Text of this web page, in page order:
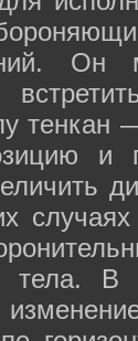
Он
тенкан
и
тела.